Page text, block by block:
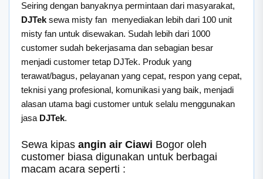
Seiring dengan banyaknya permintaan dari masyarakat,
DJTek sewa misty fan menyediakan lebih dari 100 unit
misty fan untuk disewakan. Sudah lebih dari 1000
customer sudah bekerjasama dan sebagian besar
menjadi customer tetap DJTek. Produk yang
terawat/bagus, pelayanan yang cepat, respon yang cepat,
teknisi yang profesional, komunikasi yang baik, menjadi
alasan utama bagi customer untuk selalu menggunakan
jasa DJTek.
Sewa kipas angin air Ciawi Bogor oleh
customer biasa digunakan untuk berbagai
macam acara seperti :